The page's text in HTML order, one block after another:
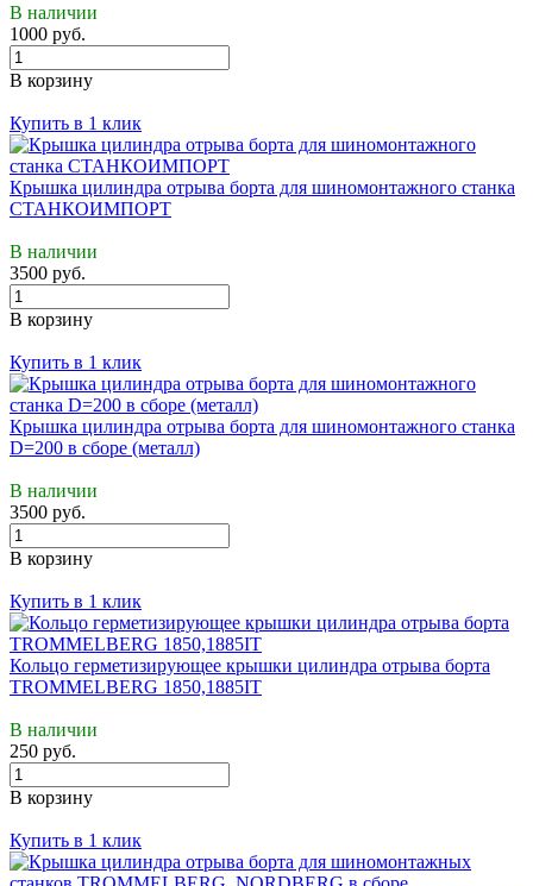
В наличии
1000 руб.
В корзину
Купить в 1 клик
Крышка цилиндра отрыва борта для шиномонтажного станка
СТАНКОИМПОРТ
В наличии
3500 руб.
В корзину
Купить в 1 клик
Крышка цилиндра отрыва борта для шиномонтажного станка
D=200 в сборе (металл)
В наличии
3500 руб.
В корзину
Купить в 1 клик
Кольцо герметизирующее крышки цилиндра отрыва борта
TROMMELBERG 1850,1885IT
В наличии
250 руб.
В корзину
Купить в 1 клик